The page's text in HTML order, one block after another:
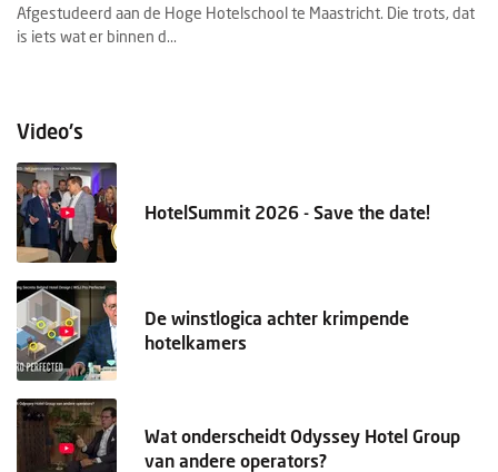
Afgestudeerd aan de Hoge Hotelschool te Maastricht. Die trots, dat
is iets wat er binnen d...
Video's
HotelSummit 2026 - Save the date!
De winstlogica achter krimpende
hotelkamers
Wat onderscheidt Odyssey Hotel Group
van andere operators?